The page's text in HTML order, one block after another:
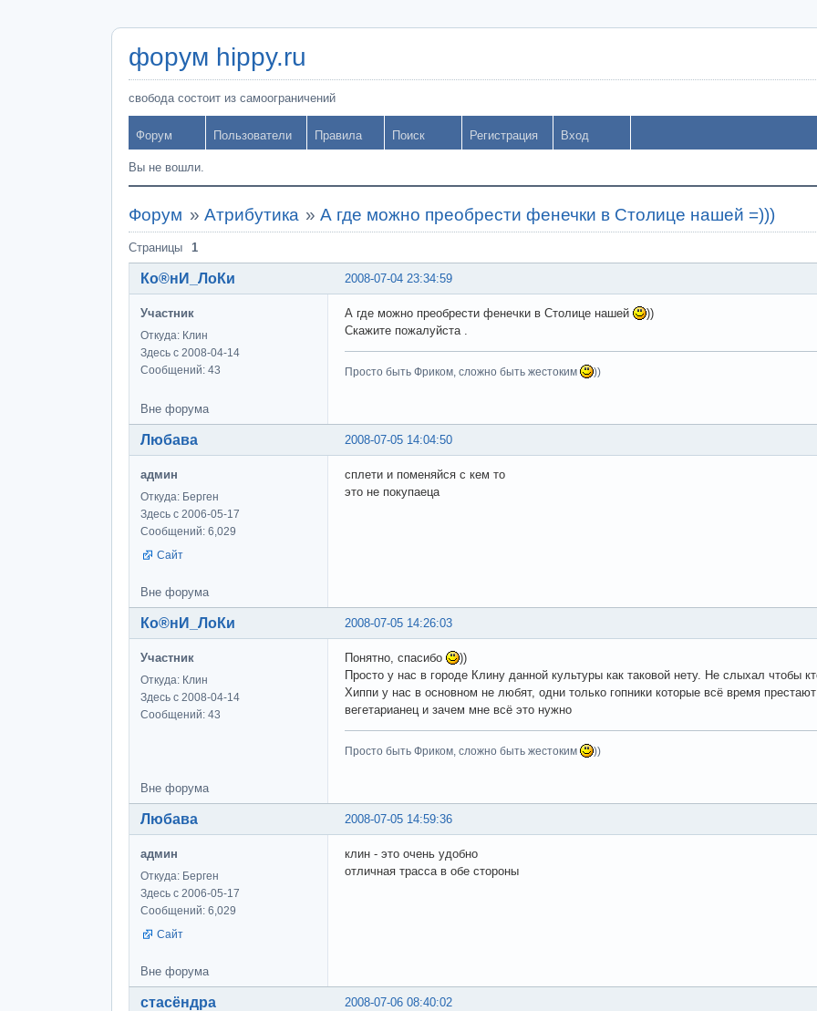
форум hippy.ru
свобода состоит из самоограничений
Форум Пользователи Правила Поиск Регистрация Вход
Вы не вошли.
Форум » Атрибутика »А где можно преобрести фенечки в Столице нашей =)))
Страницы 1
2008-07-04 23:34:59
Ко®нИ_ЛоКи
Участник
Откуда: Клин
Здесь с 2008-04-14
Сообщений: 43
А где можно преобрести фенечки в Столице нашей
))
Скажите пожалуйста .
Просто быть Фриком, сложно быть жестоким ))
Вне форума
2008-07-05 14:04:50
Любава
админ
Откуда: Берген
Здесь с 2006-05-17
Сообщений: 6,029
Сайт
сплети и поменяйся с кем то
это не покупаеца
Вне форума
2008-07-05 14:26:03
Ко®нИ_ЛоКи
Участник
Откуда: Клин
Здесь с 2008-04-14
Сообщений: 43
Понятно, спасибо
))
Просто у нас в городе Клину данной культуры как таковой нету. Не слыхал чтобы
Хиппи у нас в основном не любят, одни только гопники которые всё время
вегетарианец и зачем мне всё это нужно
Просто быть Фриком, сложно быть жестоким ))
Вне форума
2008-07-05 14:59:36
Любава
админ
Откуда: Берген
Здесь с 2006-05-17
Сообщений: 6,029
Сайт
клин - это очень удобно
отличная трасса в обе стороны
Вне форума
2008-07-06 08:40:02
стасёндра